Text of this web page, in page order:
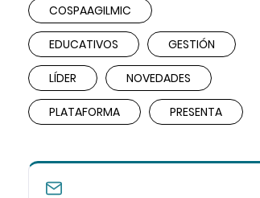
COSPAAGILMIC
EDUCATIVOS GESTIÓN
LÍDER NOVEDADES
PLATAFORMA PRESENTA